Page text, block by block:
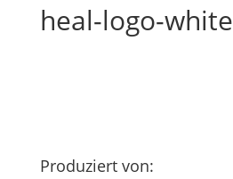
heal-logo-white
Produziert von: